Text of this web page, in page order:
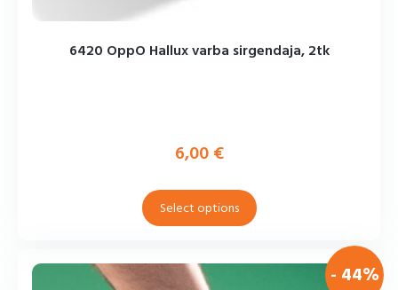
6420 OppO Hallux varba sirgendaja, 2tk
6,00€
Select options
- 44%